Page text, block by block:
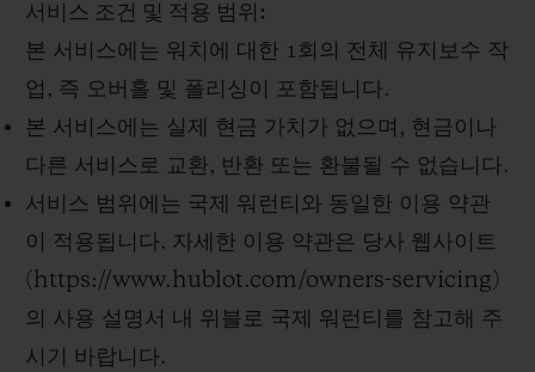
서비스 조건 및 적용 범위 :
본 서비스에는 워치에 대한 1 회의 전체 유지보수 작
업 , 즉 오버홀 및 폴리싱이 포함됩니다.
본 서비스에는 실제 현금 가치가 없으며 , 현금이나
다른 서비스로 교환, 반환 또는 환불될 수 없습니다.
서비스 범위에는 국제 워런티와 동일한 이용 약관
이 적용됩니다. 자세한 이용 약관은 당사 웹사이트
(https://www.hublot.com/owners-servicing)
의 사용 설명서 내 위블로 국제 워런티를 참고해 주
시기 바랍니다.